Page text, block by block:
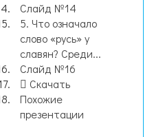
Слайд №14
5. Что означало
слово «русь» у
славян? Среди...
Слайд №16
Скачать
Похожие
презентации